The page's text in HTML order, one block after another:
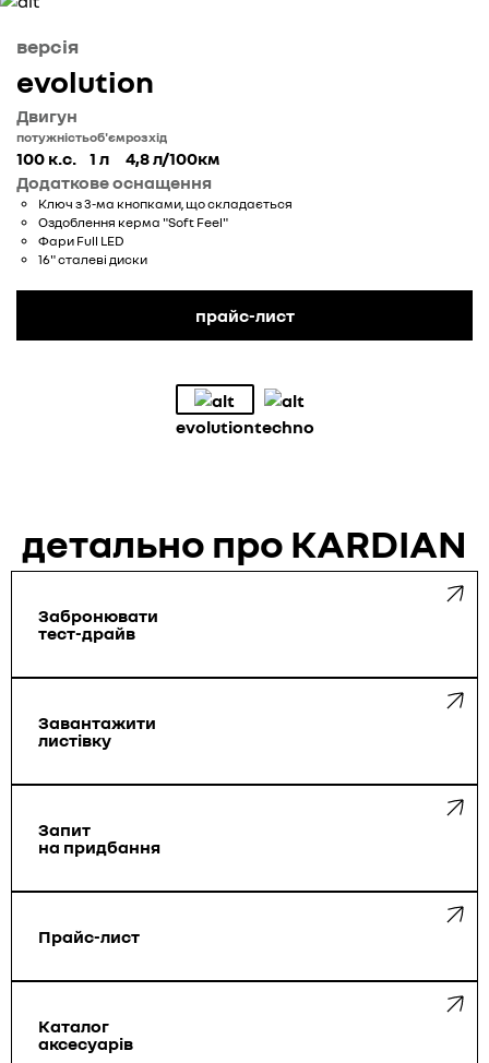
версія
evolution
Двигун
потужність
100 к.с.
об'єм
1 л
розхід
4,8 л/100км
Додаткове оснащення
Ключ з 3-ма кнопками, що складається
Оздоблення керма "Soft Feel"
Фари Full LED
16" сталеві диски
прайс-лист
evolutiontechno
детально про KARDIAN
Забронювати
тест-драйв
Завантажити
листівку
Запит
на придбання
Прайс-лист
Каталог
аксесуарів